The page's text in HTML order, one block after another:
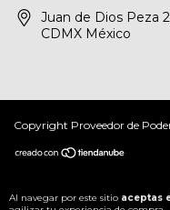
Al navegar por este sitio aceptas
Juan de Dios Peza
CDMX México
Copyright Proveedor de